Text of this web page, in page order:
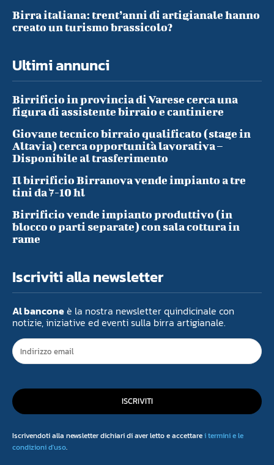
Birra italiana: trent’anni di artigianale hanno
creato un turismo brassicolo?
Ultimi annunci
Birrificio in provincia di Varese cerca una
figura di assistente birraio e cantiniere
Giovane tecnico birraio qualificato (stage in
Altavia) cerca opportunità lavorativa –
Disponibile al trasferimento
Il birrificio Birranova vende impianto a tre
tini da 7-10 hl
Birrificio vende impianto produttivo (in
blocco o parti separate) con sala cottura in
rame
Iscriviti alla newsletter
Al banconeè la nostra newsletter quindicinale con
notizie, iniziative ed eventi sulla birra artigianale.
ISCRIVITI
Iscrivendoti alla newsletter dichiari di aver letto e accettarei termini e le
condizioni d'uso.